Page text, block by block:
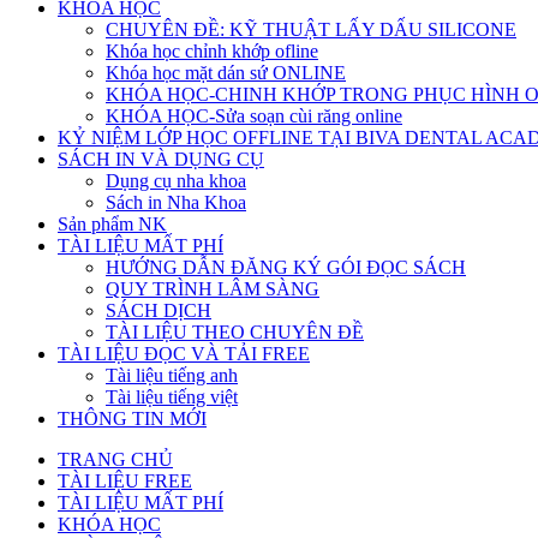
KHÓA HỌC
CHUYÊN ĐỀ: KỸ THUẬT LẤY DẤU SILICONE
Khóa học chỉnh khớp ofline
Khóa học mặt dán sứ ONLINE
KHÓA HỌC-CHINH KHỚP TRONG PHỤC HÌNH
KHÓA HỌC-Sửa soạn cùi răng online
KỶ NIỆM LỚP HỌC OFFLINE TẠI BIVA DENTAL
SÁCH IN VÀ DỤNG CỤ
Dụng cụ nha khoa
Sách in Nha Khoa
Sản phẩm NK
TÀI LIỆU MẤT PHÍ
HƯỚNG DẪN ĐĂNG KÝ GÓI ĐỌC SÁCH
QUY TRÌNH LÂM SÀNG
SÁCH DỊCH
TÀI LIỆU THEO CHUYÊN ĐỀ
TÀI LIỆU ĐỌC VÀ TẢI FREE
Tài liệu tiếng anh
Tài liệu tiếng việt
THÔNG TIN MỚI
TRANG CHỦ
TÀI LIỆU FREE
TÀI LIỆU MẤT PHÍ
KHÓA HỌC